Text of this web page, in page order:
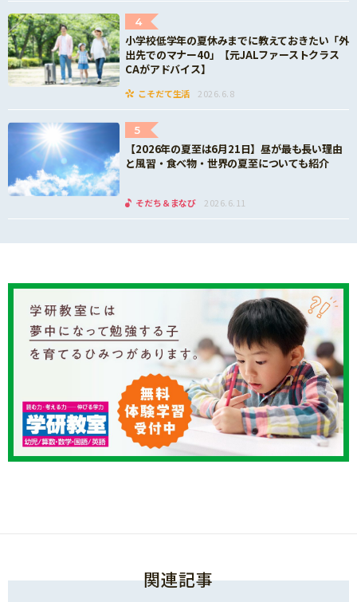
4
小学校低学年の夏休みまでに教えておきたい「外
出先でのマナー40」【元JALファーストクラス
CAがアドバイス】
こそだて生活 2026.6.8
5
【2026年の夏至は6月21日】昼が最も長い理由
と風習・食べ物・世界の夏至についても紹介
そだち＆まなび 2026.6.11
関連記事